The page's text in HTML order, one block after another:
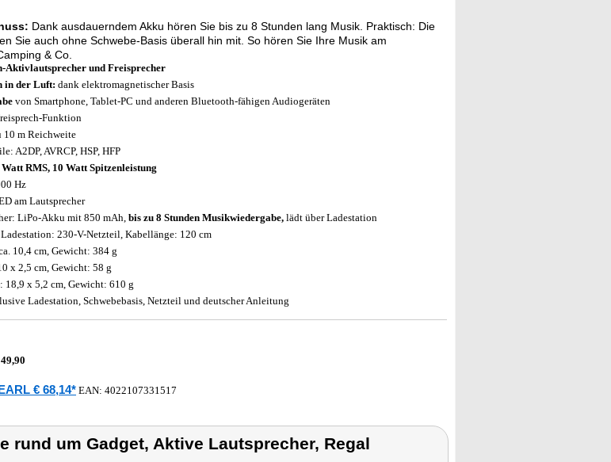
Dank ausdauerndem Akku hören Sie bis zu 8 Stunden lang Musik. Praktisch: Die
Sie auch ohne Schwebe-Basis überall hin mit. So hören Sie Ihre Musik am
& Co.
Aktivlautsprecher und Freisprecher
in der Luft: dank elektromagnetischer Basis
von Smartphone, Tablet-PC und anderen Bluetooth-fähigen Audiogeräten
Funktion
10 m Reichweite
A2DP, AVRCP, HSP, HFP
Watt RMS, 10 Watt Spitzenleistung
Hz
am Lautsprecher
LiPo-Akku mit 850 mAh, bis zu 8 Stunden Musikwiedergabe, lädt über Ladestation
230-V-Netzteil, Kabellänge: 120 cm
10,4 cm, Gewicht: 384 g
x 2,5 cm, Gewicht: 58 g
18,9 x 5,2 cm, Gewicht: 610 g
Ladestation, Schwebebasis, Netzteil und deutscher Anleitung
€ 68,14* EAN: 4022107331517
rund um Gadget, Aktive Lautsprecher, Regal